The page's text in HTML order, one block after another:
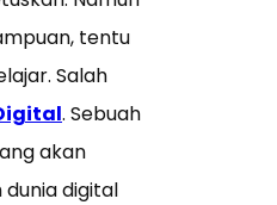
tentu
Salah
. Sebuah
akan
digital